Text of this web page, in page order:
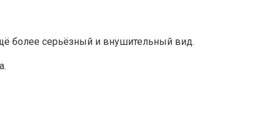
более серьёзный и внушительный вид.